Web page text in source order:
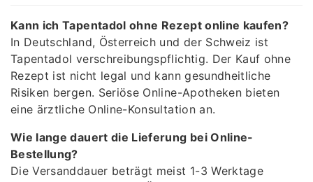
Kann ich Tapentadol ohne Rezept online kaufen?
In Deutschland, Österreich und der Schweiz ist
Tapentadol verschreibungspflichtig. Der Kauf ohne
Rezept ist nicht legal und kann gesundheitliche
Risiken bergen. Seriöse Online-Apotheken bieten
eine ärztliche Online-Konsultation an.
Wie lange dauert die Lieferung bei Online-
Bestellung?
Die Versanddauer beträgt meist 1-3 Werktage